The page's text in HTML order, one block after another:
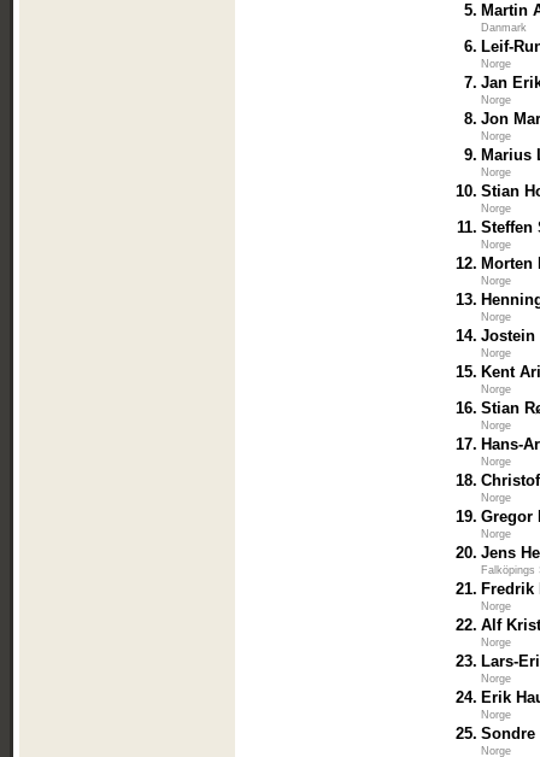
5. Martin
Danmark
6. Leif-
Norge
7. Jan
Norge
8. Jon
Norge
9. Marius
Norge
10. Stian
Norge
11. Steffen
Norge
12. Morten
Norge
13.
Norge
14.
Norge
15. Kent
Norge
16. Stian
Norge
17. Hans-
Norge
18.
Norge
19. Gregor
Norge
20. Jens
Falköpings
21. Fredrik
Norge
22. Alf
Norge
23. Lars-
Norge
24. Erik
Norge
25.
Norge